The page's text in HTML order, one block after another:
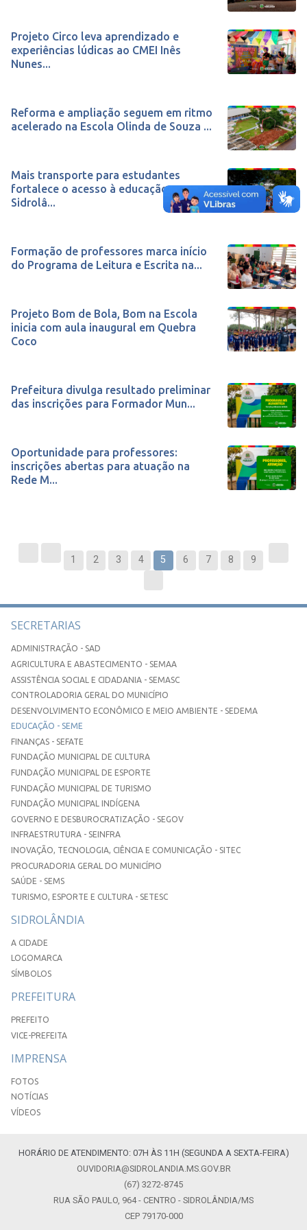
Projeto Circo leva aprendizado e
experiências lúdicas ao CMEI Inês
Nunes...
Reforma e ampliação seguem em ritmo
acelerado na Escola Olinda de Souza ...
Mais transporte para estudantes
fortalece o acesso à educação em
Sidrolâ...
Formação de professores marca início
do Programa de Leitura e Escrita na...
Projeto Bom de Bola, Bom na Escola
inicia com aula inaugural em Quebra
Coco
Prefeitura divulga resultado preliminar
das inscrições para Formador Mun...
Oportunidade para professores:
inscrições abertas para atuação na
Rede M...
1 2 3 4 5 6 7 8 9
SECRETARIAS
ADMINISTRAÇÃO - SAD
AGRICULTURA E ABASTECIMENTO - SEMAA
ASSISTÊNCIA SOCIAL E CIDADANIA - SEMASC
CONTROLADORIA GERAL DO MUNICÍPIO
DESENVOLVIMENTO ECONÔMICO E MEIO AMBIENTE - SEDEMA
EDUCAÇÃO - SEME
FINANÇAS - SEFATE
FUNDAÇÃO MUNICIPAL DE CULTURA
FUNDAÇÃO MUNICIPAL DE ESPORTE
FUNDAÇÃO MUNICIPAL DE TURISMO
FUNDAÇÃO MUNICIPAL INDÍGENA
GOVERNO E DESBUROCRATIZAÇÃO - SEGOV
INFRAESTRUTURA - SEINFRA
INOVAÇÃO, TECNOLOGIA, CIÊNCIA E COMUNICAÇÃO - SITEC
PROCURADORIA GERAL DO MUNICÍPIO
SAÚDE - SEMS
TURISMO, ESPORTE E CULTURA - SETESC
SIDROLÂNDIA
A CIDADE
LOGOMARCA
SÍMBOLOS
PREFEITURA
PREFEITO
VICE-PREFEITA
IMPRENSA
FOTOS
NOTÍCIAS
VÍDEOS
HORÁRIO DE ATENDIMENTO: 07H ÀS 11H (SEGUNDA A SEXTA-FEIRA)
OUVIDORIA@SIDROLANDIA.MS.GOV.BR
(67) 3272-8745
RUA SÃO PAULO, 964 - CENTRO - SIDROLÂNDIA/MS
CEP 79170-000